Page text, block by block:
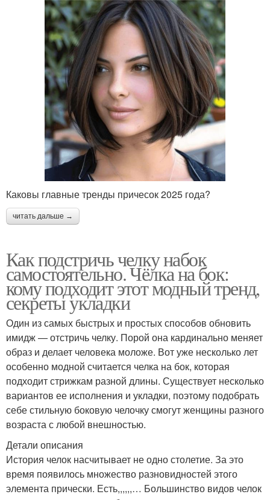
Каковы главные тренды причесок 2025 года?
читать дальше →
Как подстричь челку набок
самостоятельно. Чёлка на бок:
кому подходит этот модный тренд,
секреты укладки
Один из самых быстрых и простых способов обновить
имидж — отстричь челку. Порой она кардинально меняет
образ и делает человека моложе. Вот уже несколько лет
особенно модной считается челка на бок, которая
подходит стрижкам разной длины. Существует несколько
вариантов ее исполнения и укладки, поэтому подобрать
себе стильную боковую челочку смогут женщины разного
возраста с любой внешностью.
Детали описания
История челок насчитывает не одно столетие. За это
время появилось множество разновидностей этого
элемента прически. Есть,,,,,,… Большинство видов челок